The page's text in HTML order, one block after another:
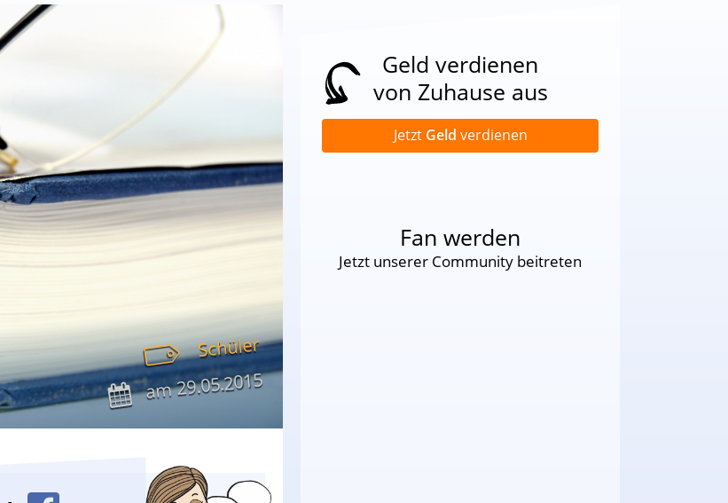
Schüler
am29.05.2015
Geld verdienen
von Zuhause aus
Jetzt Geld verdienen
Fan werden
Jetzt unserer Community beitreten